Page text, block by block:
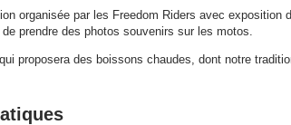
organisée par les Freedom Riders avec exposition
prendre des photos souvenirs sur les motos.
proposera des boissons chaudes, dont notre